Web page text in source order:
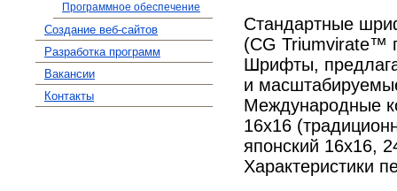
Программное обеспечение
Создание веб-сайтов
Разработка программ
Вакансии
Контакты
Стандартные
(CG Triumvirate™
Шрифты,
и
Международные
16x16
японский 16x16,
Характеристики